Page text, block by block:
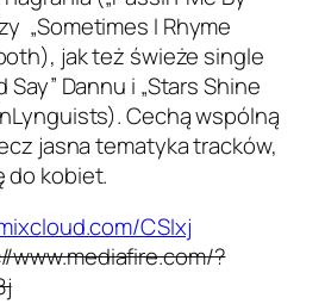
„Sometimes I Rhyme
jak też świeże single
Say” Dannu i „Stars Shine
Cechą wspólną
jasna tematyka tracków,
do kobiet.
CSIxj
www.mediafire.com/?